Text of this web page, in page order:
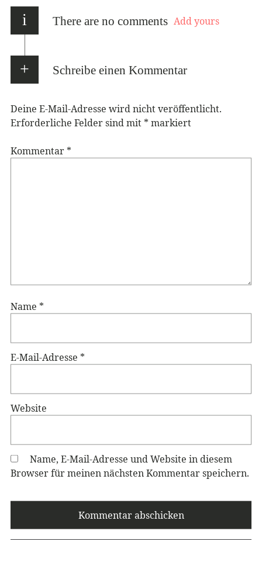
i There are no comments Add yours
Schreibe einen Kommentar
Deine E-Mail-Adresse wird nicht veröffentlicht.
Erforderliche Felder sind mit * markiert
Kommentar *
Name *
E-Mail-Adresse *
Website
Name, E-Mail-Adresse und Website in diesem
Browser für meinen nächsten Kommentar speichern.